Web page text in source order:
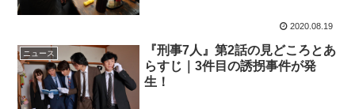
2020.08.19
ニュース
『刑事7人』第2話の見どころとあ
らすじ｜3件目の誘拐事件が発
生！